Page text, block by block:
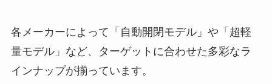
各メーカーによって「自動開閉モデル」や「超軽
量モデル」など、ターゲットに合わせた多彩なラ
インナップが揃っています。